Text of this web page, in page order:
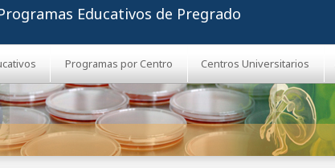
Educativos de Pregrado
Programas por Centro Centros Universitarios